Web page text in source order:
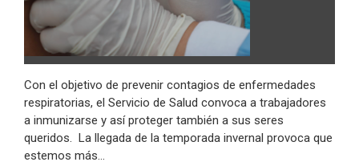
Con el objetivo de prevenir contagios de enfermedades
respiratorias, el Servicio de Salud convoca a trabajadores
a inmunizarse y así proteger también a sus seres
queridos. La llegada de la temporada invernal provoca que
estemos más…